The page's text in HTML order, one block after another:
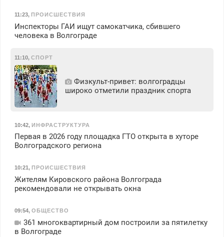
11:23, ПРОИСШЕСТВИЯ
Инспекторы ГАИ ищут самокатчика, сбившего
человека в Волгограде
11:10, СПОРТ
Физкульт‑привет: волгоградцы
широко отметили праздник спорта
10:42, ИНФРАСТРУКТУРА
Первая в 2026 году площадка ГТО открыта в хуторе
Волгоградского региона
10:21, ПРОИСШЕСТВИЯ
Жителям Кировского района Волгограда
рекомендовали не открывать окна
09:54, ОБЩЕСТВО
361 многоквартирный дом построили за пятилетку
в Волгограде